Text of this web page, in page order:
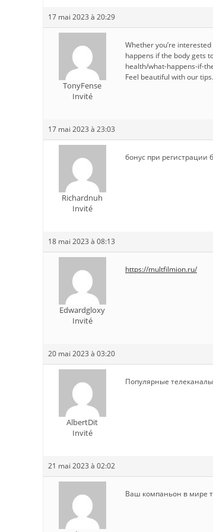
17 mai 2023 à 20:29
TonyFense
Invité
Whether you’re
happens if the body gets
health/what-happens-if-
Feel beautiful with our tips.
17 mai 2023 à 23:03
Richardnuh
Invité
бонус при регистрации
18 mai 2023 à 08:13
Edwardgloxy
Invité
https://multfilmion.ru/
20 mai 2023 à 03:20
AlbertDit
Invité
Популярные
21 mai 2023 à 02:02
Ваш компаньон в мире